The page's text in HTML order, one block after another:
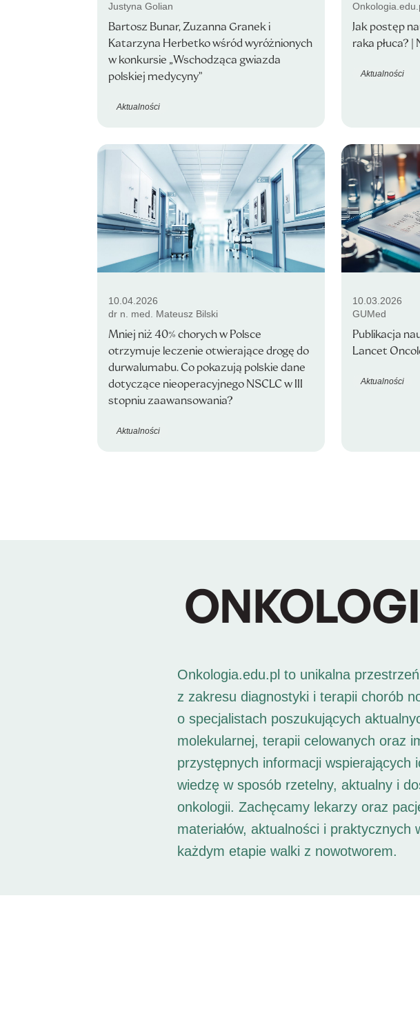
Justyna Golian
Bartosz Bunar, Zuzanna Granek i
Katarzyna Herbetko wśród wyróżnionych
w konkursie „Wschodząca gwiazda
polskiej medycyny”
Aktualności
Jak postęp
raka płuca?
Aktualności
10.04.2026
dr n. med. Mateusz Bilski
Mniej niż 40% chorych w Polsce
otrzymuje leczenie otwierające drogę do
durwalumabu. Co pokazują polskie dane
dotyczące nieoperacyjnego NSCLC w III
stopniu zaawansowania?
Aktualności
10.03.2026
GUMed
Publikacja
Lancet
Aktualności
Onkologia.edu.pl to unikalna
z zakresu diagnostyki i terapii chorób
o specjalistach poszukujących
molekularnej, terapii celowanych oraz
przystępnych informacji
wiedzę w sposób rzetelny, aktualny i
onkologii. Zachęcamy lekarzy oraz
materiałów, aktualności i
każdym etapie walki z nowotworem.